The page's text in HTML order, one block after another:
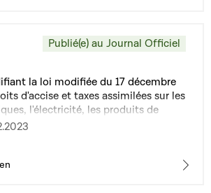
Publié(e) au Journal Officiel
la loi modifiée du 17 décembre
d'accise et taxes assimilées sur les
l'électricité, les produits de
l'alcool et les boissons alcooliques